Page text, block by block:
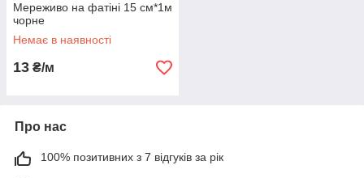
Мереживо на фатіні 15 см*1м
чорне
Немає в наявності
13 ₴/м
Про нас
100% позитивних з 7 відгуків за рік